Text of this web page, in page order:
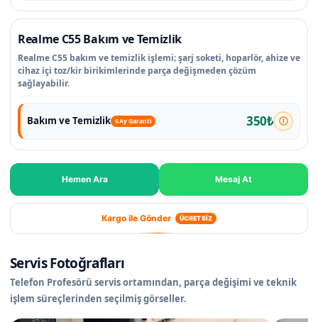
Realme C55 Bakım ve Temizlik
Realme C55 bakım ve temizlik işlemi; şarj soketi, hoparlör, ahize ve
cihaz içi toz/kir birikimlerinde parça değişmeden çözüm
sağlayabilir.
Bakım ve Temizlik 6 Ay Garanti 350₺
Hemen Ara Mesaj At
Kargo ile Gönder ÜCRETSİZ
Servis Fotoğrafları
Telefon Profesörü servis ortamından, parça değişimi ve teknik
işlem süreçlerinden seçilmiş görseller.